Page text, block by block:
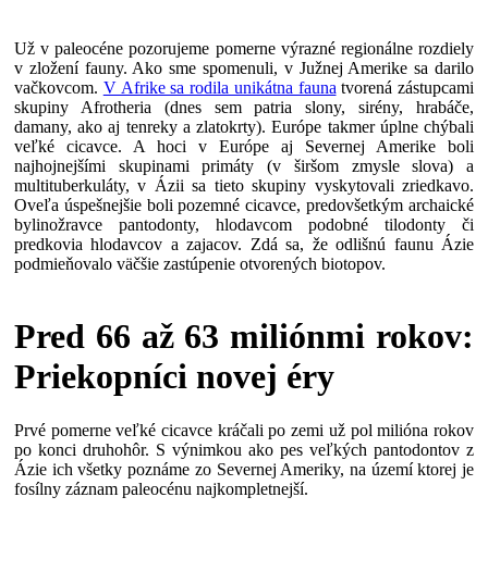
Už v paleocéne pozorujeme pomerne výrazné regionálne rozdiely
v zložení fauny. Ako sme spomenuli, v Južnej Amerike sa darilo
vačkovcom. V Afrike sa rodila unikátna fauna tvorená zástupcami
skupiny Afrotheria (dnes sem patria slony, sirény, hrabáče,
damany, ako aj tenreky a zlatokrty). Európe takmer úplne chýbali
veľké cicavce. A hoci v Európe aj Severnej Amerike boli
najhojnejšími skupinami primáty (v širšom zmysle slova) a
multituberkuláty, v Ázii sa tieto skupiny vyskytovali zriedkavo.
Oveľa úspešnejšie boli pozemné cicavce, predovšetkým archaické
bylinožravce pantodonty, hlodavcom podobné tilodonty či
predkovia hlodavcov a zajacov. Zdá sa, že odlišnú faunu Ázie
podmieňovalo väčšie zastúpenie otvorených biotopov.
Pred 66 až 63 miliónmi rokov:
Priekopníci novej éry
Prvé pomerne veľké cicavce kráčali po zemi už pol milióna rokov
po konci druhohôr. S výnimkou ako pes veľkých pantodontov z
Ázie ich všetky poznáme zo Severnej Ameriky, na území ktorej je
fosílny záznam paleocénu najkompletnejší.